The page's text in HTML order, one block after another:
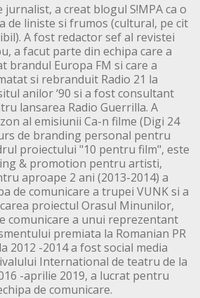
jurnalist, a creat blogul S!MPA ca o
de liniste si frumos (cultural, pe cit
A fost redactor sef al revistei
a facut parte din echipa care a
brandul Europa FM si care a
si rebranduit Radio 21 la
anilor ‘90 si a fost consultant
lansarea Radio Guerrilla. A
al emisiunii Ca-n filme (Digi 24
de branding personal pentru
proiectului "10 pentru film", este
& promotion pentru artisti,
aproape 2 ani (2013-2014) a
de comunicare a trupei VUNK si a
proiectul Orasul Minunilor,
comunicare a unui reprezentant
premiata la Romanian PR
2012 -2014 a fost social media
International de teatru de la
-aprilie 2019, a lucrat pentru
de comunicare.